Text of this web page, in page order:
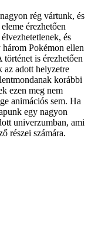
rég vártunk, és
érezhetően
és
Pokémon ellen
is érezhetően
az adott helyzetre
korábbi
ezen meg nem
animációs sem. Ha
egy nagyon
univerzumban, ami
részei számára.